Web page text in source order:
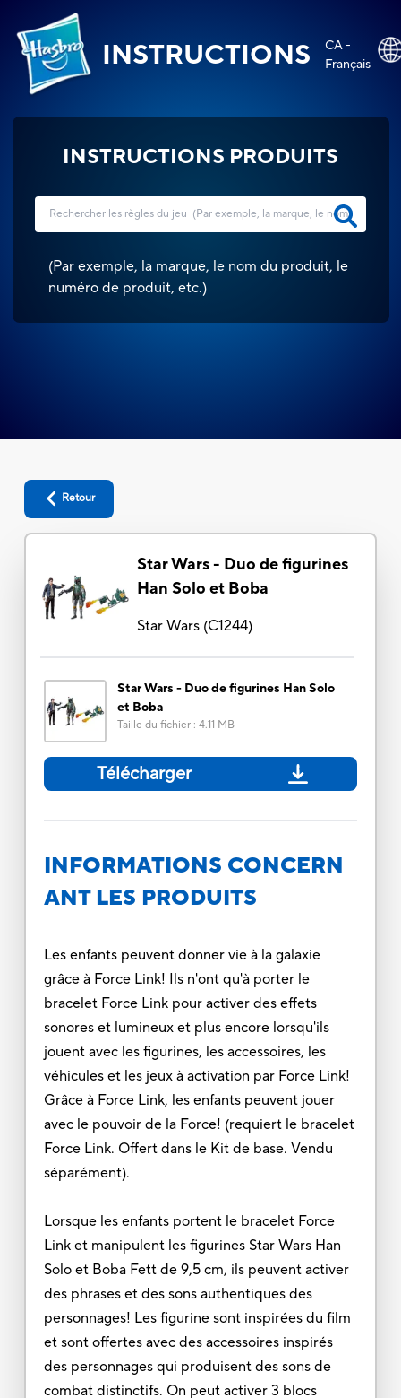
INSTRUCTIONS
CA -
Français
INSTRUCTIONS PRODUITS
(Par exemple, la marque, le nom du produit, le
numéro de produit, etc.)
Retour
Star Wars - Duo de figurines
Han Solo et Boba
Star Wars(C1244)
Star Wars - Duo de figurines Han Solo
et Boba
Taille du fichier: 4.11 MB
Télécharger
INFORMATIONS CONCERN
ANT LES PRODUITS
Les enfants peuvent donner vie à la galaxie
grâce à Force Link! Ils n'ont qu'à porter le
bracelet Force Link pour activer des effets
sonores et lumineux et plus encore lorsqu'ils
jouent avec les figurines, les accessoires, les
véhicules et les jeux à activation par Force Link!
Grâce à Force Link, les enfants peuvent jouer
avec le pouvoir de la Force! (requiert le bracelet
Force Link. Offert dans le Kit de base. Vendu
séparément).
Lorsque les enfants portent le bracelet Force
Link et manipulent les figurines Star Wars Han
Solo et Boba Fett de 9,5 cm, ils peuvent activer
des phrases et des sons authentiques des
personnages! Les figurine sont inspirées du film
et sont offertes avec des accessoires inspirés
des personnages qui produisent des sons de
combat distinctifs. On peut activer 3 blocs